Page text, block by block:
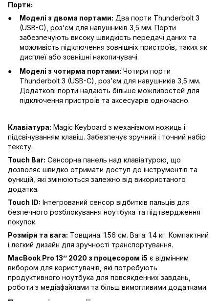
Порти:
Моделі з двома портами: Два порти Thunderbolt 3
(USB-C), роз’єм для навушників 3,5 мм. Порти
забезпечують високу швидкість передачі даних та
можливість підключення зовнішніх пристроїв, таких як
дисплеї або зовнішні накопичувачі.
Моделі з чотирма портами: Чотири порти
Thunderbolt 3 (USB-C), роз’єм для навушників 3,5 мм.
Додаткові порти надають більше можливостей для
підключення пристроїв та аксесуарів одночасно.
Клавіатура: Magic Keyboard з механізмом ножиць і
підсвічуванням клавіш. Забезпечує зручний і точний набір
тексту.
Touch Bar: Сенсорна панель над клавіатурою, що
дозволяє швидко отримати доступ до інструментів та
функцій, які змінюються залежно від використаного
додатка.
Touch ID: Інтегрований сенсор відбитків пальців для
безпечного розблокування ноутбука та підтвердження
покупок.
Розміри та вага: Товщина: 1.56 см. Вага: 1.4 кг. Компактний
і легкий дизайн для зручності транспортування.
MacBook Pro 13’’ 2020 з процесором i5 є відмінним
вибором для користувачів, які потребують
продуктивного ноутбука для повсякденних завдань,
роботи з медіафайлами та більш вимогливими додатками.